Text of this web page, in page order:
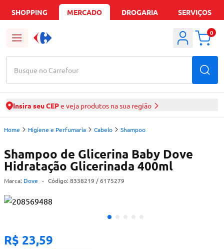
SHOPPING MERCADO DROGARIA SERVIÇOS
Busque no Carrefour
0
Insira seu CEPe veja produtos na sua região
Home Higiene e Perfumaria Cabelo Shampoo
Shampoo de Glicerina Baby Dove
Hidratação Glicerinada 400ml
Marca: Dove - Código: 8338219 / 6175279
R$ 23,59